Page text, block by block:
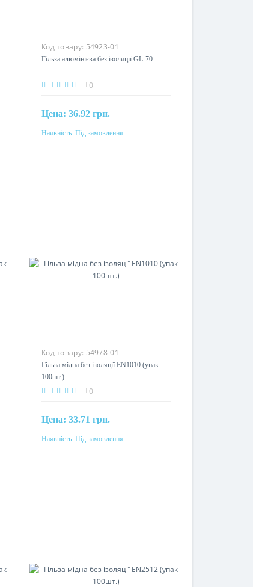
Код товару: 54923-01
Гільза алюмінієва без ізоляції GL-70
0
Цена: 36.92 грн.
Під замовлення
Наявність: Під замовлення
Код товару: 54978-01
Гільза мідна без ізоляції EN1010 (упак
100шт.)
0
Цена: 33.71 грн.
Під замовлення
Наявність: Під замовлення